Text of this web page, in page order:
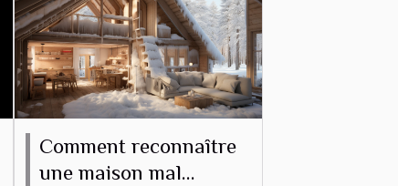
Comment reconnaître
une maison mal